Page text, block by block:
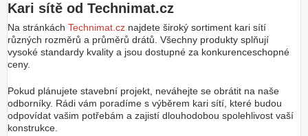
Kari sítě od Technimat.cz
Na stránkách Technimat.cz najdete široký sortiment kari sítí
různých rozměrů a průměrů drátů. Všechny produkty splňují
vysoké standardy kvality a jsou dostupné za konkurenceschopné
ceny.
Pokud plánujete stavební projekt, neváhejte se obrátit na naše
odborníky. Rádi vám poradíme s výběrem kari sítí, které budou
odpovídat vašim potřebám a zajistí dlouhodobou spolehlivost vaší
konstrukce.